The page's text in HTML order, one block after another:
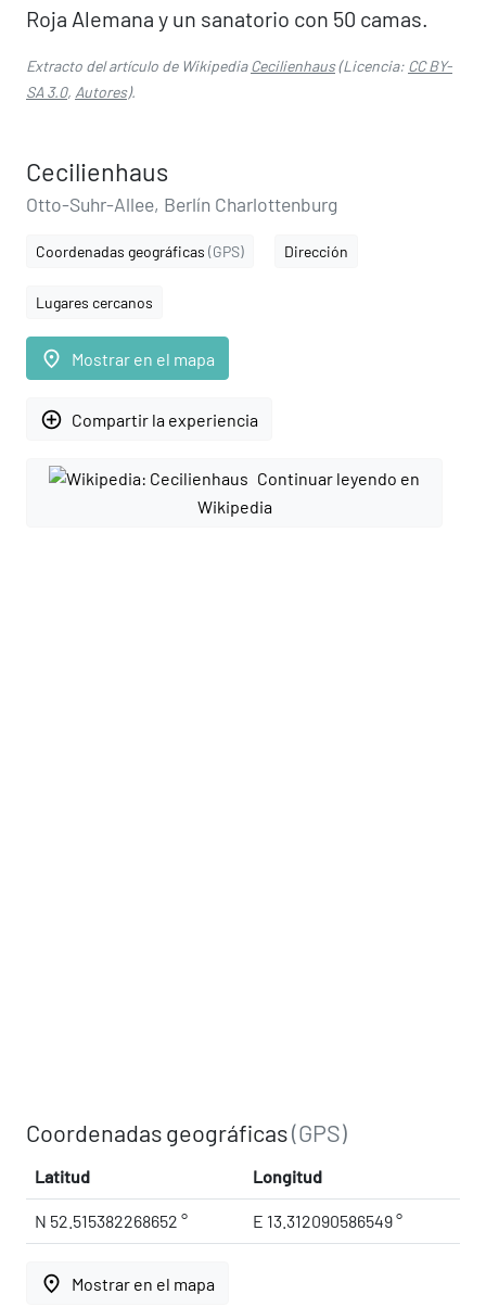
Roja Alemana y un sanatorio con 50 camas.
Extracto del artículo de WikipediaCecilienhaus(Licencia: CC BY-
SA 3.0, Autores).
Cecilienhaus
Otto-Suhr-Allee, Berlín Charlottenburg
Coordenadas geográficas (GPS) Dirección
Lugares cercanos
place Mostrar en el mapa
add_circle_outline Compartir la experiencia
Continuar leyendo en
Wikipedia
Coordenadas geográficas(GPS)
Latitud Longitud
N 52.515382268652 ° E 13.312090586549 °
place Mostrar en el mapa